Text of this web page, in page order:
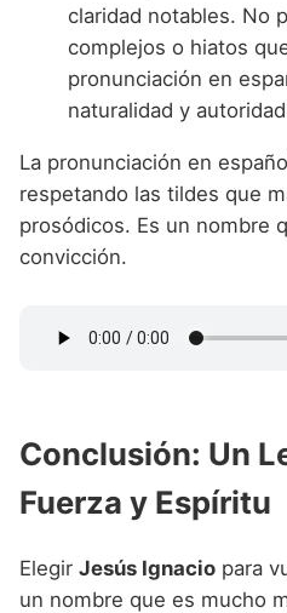
claridad notables. No
complejos o hiatos
pronunciación en
naturalidad y
La pronunciación en
respetando las tildes que
prosódicos. Es un nombre
convicción.
Conclusión: Un
Fuerza y Espíritu
Elegir Jesús Ignacio para
un nombre que es mucho